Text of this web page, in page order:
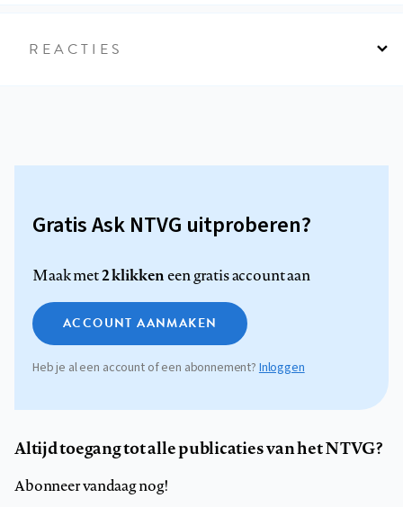
REACTIES
Gratis Ask NTVG uitproberen?
Maak met2 klikkeneen gratis account aan
ACCOUNT AANMAKEN
Heb je al een account of een abonnement?Inloggen
Altijd toegang tot alle publicaties van het NTVG?
Abonneer vandaag nog!